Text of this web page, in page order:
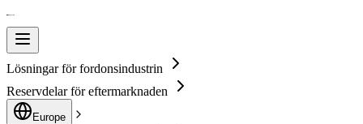
Lösningar för fordonsindustrin
Reservdelar för eftermarknaden
Europe